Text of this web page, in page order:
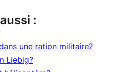
:
une ration militaire?
Liebig?